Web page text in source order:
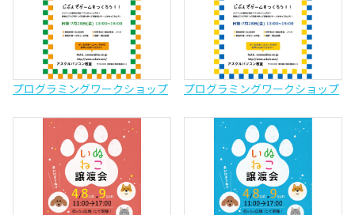
プログラミングワークショップ プログラミングワークショップ